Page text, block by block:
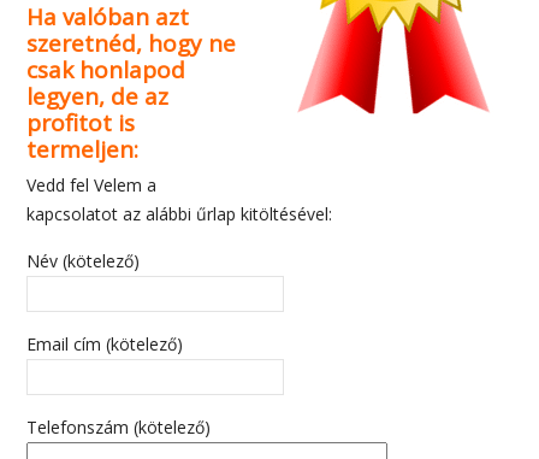
Ha valóban azt
szeretnéd, hogy ne
csak honlapod
legyen, de az
profitot is
termeljen:
Vedd fel Velem a
kapcsolatot az alábbi űrlap kitöltésével:
Név (kötelező)
Email cím (kötelező)
Telefonszám (kötelező)